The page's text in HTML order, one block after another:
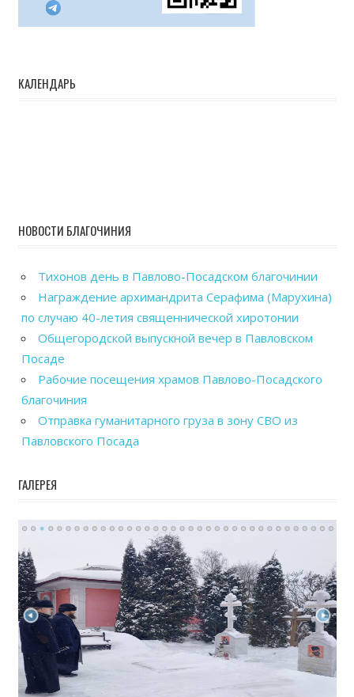
КАЛЕНДАРЬ
НОВОСТИ БЛАГОЧИНИЯ
Тихонов день в Павлово-Посадском благочинии
Награждение архимандрита Серафима (Марухина)
по случаю 40-летия священнической хиротонии
Общегородской выпускной вечер в Павловском
Посаде
Рабочие посещения храмов Павлово-Посадского
благочиния
Отправка гуманитарного груза в зону СВО из
Павловского Посада
ГАЛЕРЕЯ